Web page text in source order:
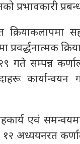
प्रभावकारी
गते सम्पन्न
कार्यान्वयन
एवं
अध्ययनरत